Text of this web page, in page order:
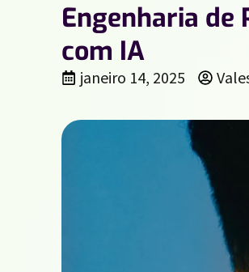
Engenharia
com IA
janeiro 14, 2025